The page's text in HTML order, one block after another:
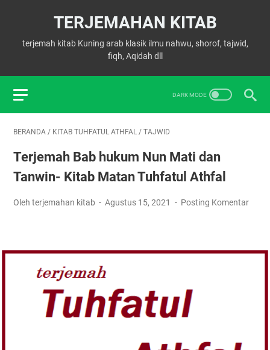
TERJEMAHAN KITAB
terjemah kitab Kuning arab klasik ilmu nahwu, shorof, tajwid,
fiqh, Aqidah dll
BERANDA / KITAB TUHFATUL ATHFAL / TAJWID
Terjemah Bab hukum Nun Mati dan
Tanwin- Kitab Matan Tuhfatul Athfal
Oleh terjemahan kitab Agustus 15, 2021 Posting Komentar